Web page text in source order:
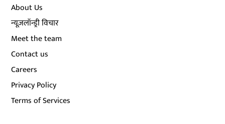
About Us
न्यूज़लॉन्ड्री विचार
Meet the team
Contact us
Careers
Privacy Policy
Terms of Services